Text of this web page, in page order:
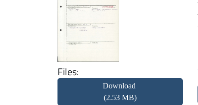
Files
Download
(2.53 MB)